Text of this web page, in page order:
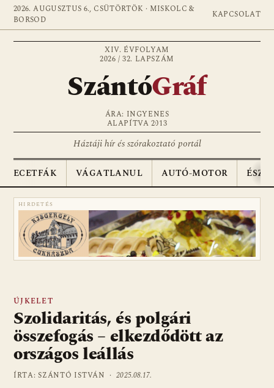
2026. AUGUSZTUS 6., CSÜTÖRTÖK · MISKOLC &
BORSOD
KAPCSOLAT
XIV. ÉVFOLYAM
2026 / 32. LAPSZÁM
SzántóGráf
ÁRA: INGYENES
ALAPÍTVA 2013
Háztáji hír és szórakoztató portál
ECETFÁK VÁGATLANUL AUTÓ-MOTOR
HIRDETÉS
ÚJKELET
Szolidaritás, és polgári
összefogás – elkezdődött az
országos leállás
ÍRTA: SZÁNTÓ ISTVÁN ·2025.08.17.